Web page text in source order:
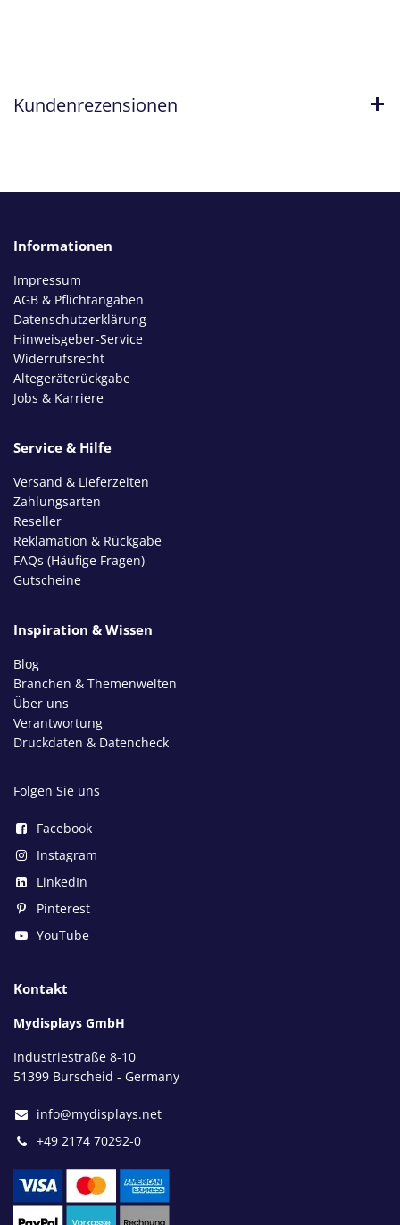
Kundenrezensionen
Informationen
Impressum
AGB & Pflichtangaben
Datenschutzerklärung
Hinweisgeber-Service
Widerrufsrecht
Altegeräterückgabe
Jobs & Karriere
Service & Hilfe
Versand & Lieferzeiten
Zahlungsarten
Reseller
Reklamation & Rückgabe
FAQs (Häufige Fragen)
Gutscheine
Inspiration & Wissen
Blog
Branchen & Themenwelten
Über uns
Verantwortung
Druckdaten & Datencheck
Folgen Sie uns
Facebook
Instagram
LinkedIn
Pinterest
YouTube
Kontakt
Mydisplays GmbH
Industriestraße 8-10
51399 Burscheid - Germany
info@mydisplays.net
+49 2174 70292-0